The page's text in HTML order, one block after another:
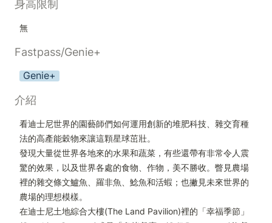
身高限制
無
Fastpass/Genie+
Genie+
介紹
看迪士尼世界的園藝師們如何運用創新的堆肥科技、雜交育種
法的高產能穀物來讓這顆星球茁壯。
發現大量從世界各地來的水果和蔬菜，有些還帶有非常令人震
驚的效果，以及世界各處的食物、作物，美不勝收。瞥見農場
裡的雜交條文鱸魚、羅非魚、鯰魚和活蝦；也撇見未來世界的
農場的理想模樣。
在迪士尼土地綜合大樓(The Land Pavilion)裡的「幸福季節」